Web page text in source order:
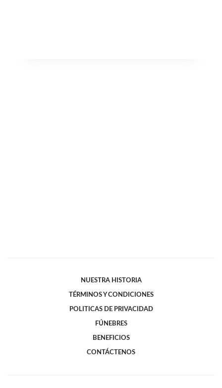
NUESTRA HISTORIA
TÉRMINOS Y CONDICIONES
POLITICAS DE PRIVACIDAD
FÚNEBRES
BENEFICIOS
CONTÁCTENOS